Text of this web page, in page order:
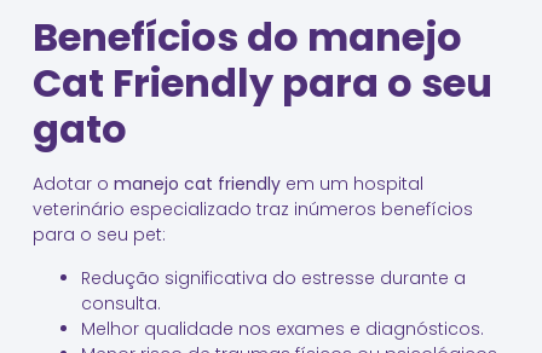
Benefícios do manejo
Cat Friendly para o seu
gato
Adotar o manejo cat friendlyem um hospital
veterinário especializado traz inúmeros benefícios
para o seu pet:
Redução significativa do estresse durante a
consulta.
Melhor qualidade nos exames e diagnósticos.